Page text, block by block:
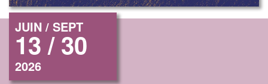
JUIN / SEPT
13 / 30
2026